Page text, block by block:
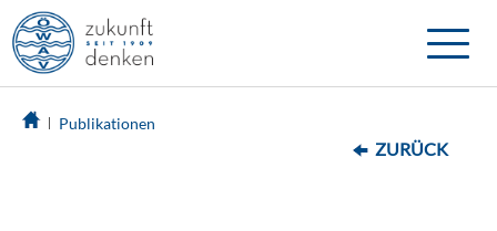
Toggle
Publikationen
ZURÜCK